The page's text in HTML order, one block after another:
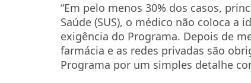
“Em pelo menos 30% dos casos,
Saúde (SUS), o médico não coloca a
exigência do Programa. Depois de
farmácia e as redes privadas são
Programa por um simples detalhe